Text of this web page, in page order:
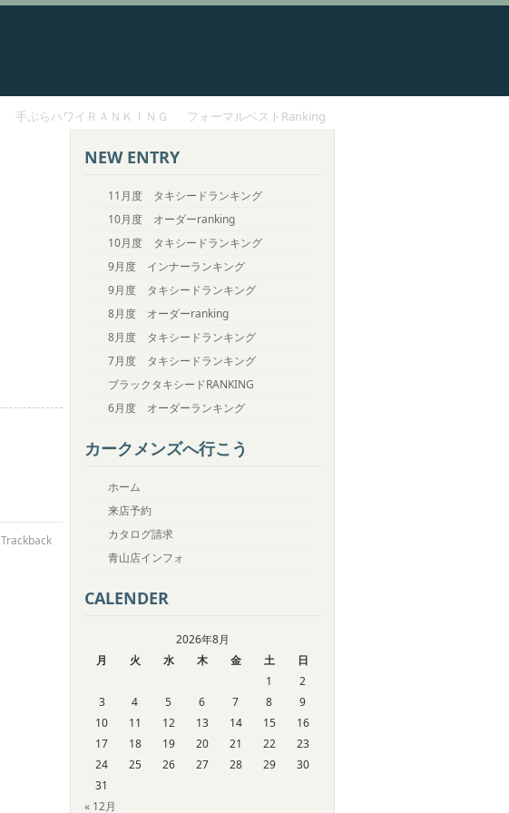
手ぶらハワイＲＡＮＫＩＮＧ フォーマルベストRanking
Trackback
NEW ENTRY
11月度 タキシードランキング
10月度 オーダーranking
10月度 タキシードランキング
9月度 インナーランキング
9月度 タキシードランキング
8月度 オーダーranking
8月度 タキシードランキング
7月度 タキシードランキング
ブラックタキシードRANKING
6月度 オーダーランキング
カークメンズへ行こう
ホーム
来店予約
カタログ請求
青山店インフォ
CALENDER
2026年8月
月
火 水 木 金 土
日
1
2
3
4 5 6 7 8
9
10
11 12 13 14 15
16
17
18 19 20 21 22
23
24
25 26 27 28 29
30
31
« 12月